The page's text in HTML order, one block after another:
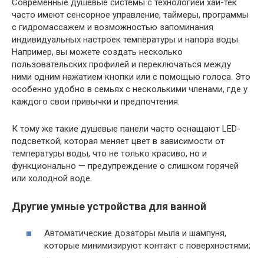
Современные душевые системы с технологией хай-тек
часто имеют сенсорное управление, таймеры, программы
с гидромассажем и возможностью запоминания
индивидуальных настроек температуры и напора воды.
Например, вы можете создать несколько
пользовательских профилей и переключаться между
ними одним нажатием кнопки или с помощью голоса. Это
особенно удобно в семьях с несколькими членами, где у
каждого свои привычки и предпочтения.
К тому же такие душевые панели часто оснащают LED-
подсветкой, которая меняет цвет в зависимости от
температуры воды, что не только красиво, но и
функционально — предупреждение о слишком горячей
или холодной воде.
Другие умные устройства для ванной
Автоматические дозаторы мыла и шампуня,
которые минимизируют контакт с поверхностями;